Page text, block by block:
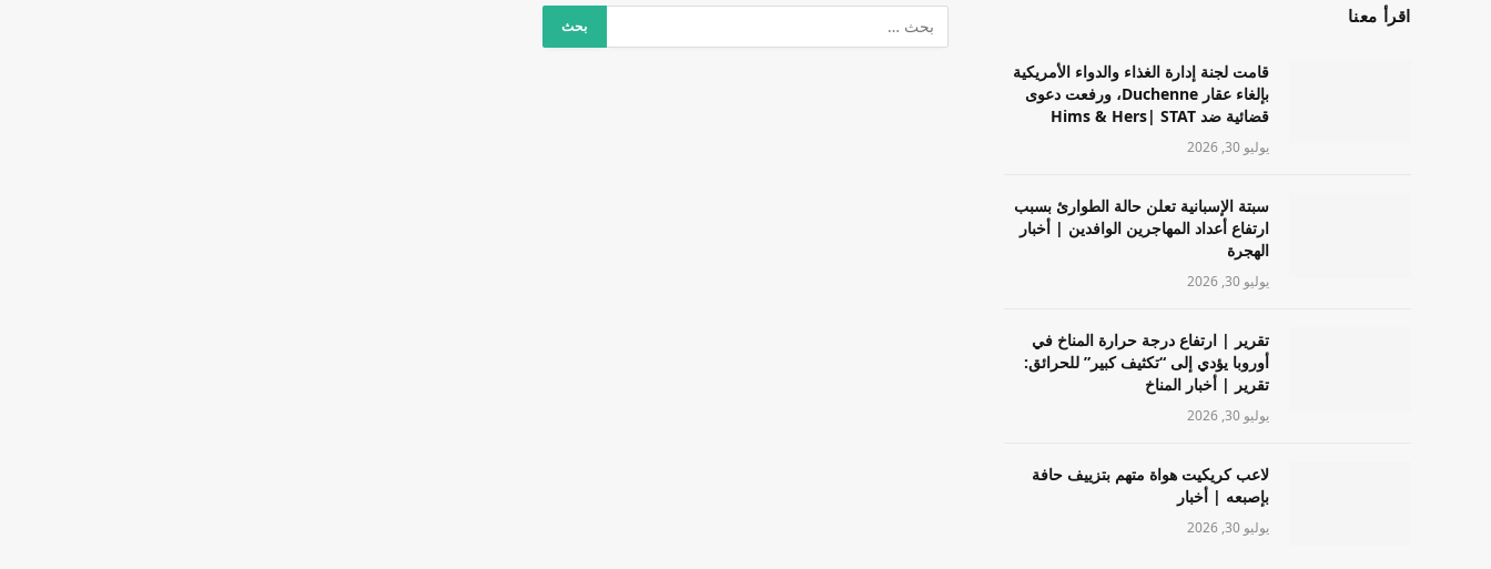
اقرأ معنا
قامت لجنة إدارة الغذاء والدواء الأمريكية
بإلغاء عقار Duchenne، ورفعت دعوى
قضائية ضد Hims & Hers| STAT
يوليو 30, 2026
سبتة الإسبانية تعلن حالة الطوارئ بسبب
ارتفاع أعداد المهاجرين الوافدين | أخبار
الهجرة
يوليو 30, 2026
تقرير | ارتفاع درجة حرارة المناخ في
أوروبا يؤدي إلى “تكثيف كبير” للحرائق:
تقرير | أخبار المناخ
يوليو 30, 2026
لاعب كريكيت هواة متهم بتزييف حافة
بإصبعه | أخبار
يوليو 30, 2026